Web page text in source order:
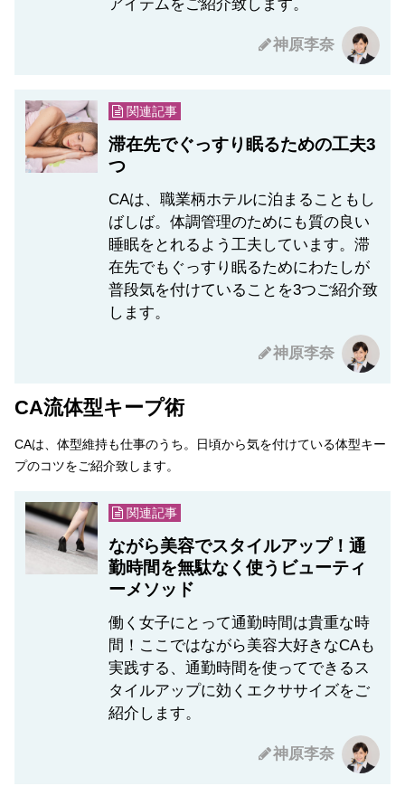
アイテムをご紹介致します。
神原李奈
関連記事
滞在先でぐっすり眠るための工夫3
つ
CAは、職業柄ホテルに泊まることもし
ばしば。体調管理のためにも質の良い
睡眠をとれるよう工夫しています。滞
在先でもぐっすり眠るためにわたしが
普段気を付けていることを3つご紹介致
します。
神原李奈
CA流体型キープ術
CAは、体型維持も仕事のうち。日頃から気を付けている体型キー
プのコツをご紹介致します。
関連記事
ながら美容でスタイルアップ！通
勤時間を無駄なく使うビューティ
ーメソッド
働く女子にとって通勤時間は貴重な時
間！ここではながら美容大好きなCAも
実践する、通勤時間を使ってできるス
タイルアップに効くエクササイズをご
紹介します。
神原李奈